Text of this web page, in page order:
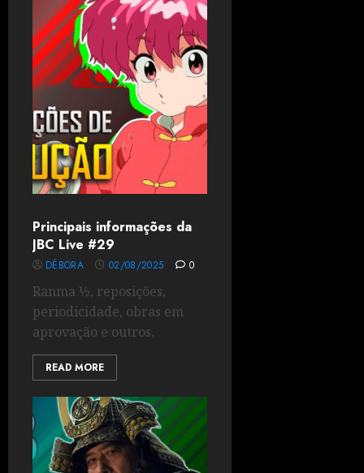
Principais informações da
JBC Live #29
DÉBORA 02/08/2025 0
Ranma ½, reposições,
periodicidade, obras em
aprovação e outros.
READ MORE